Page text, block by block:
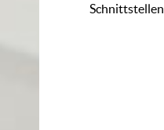
Schnittstellen